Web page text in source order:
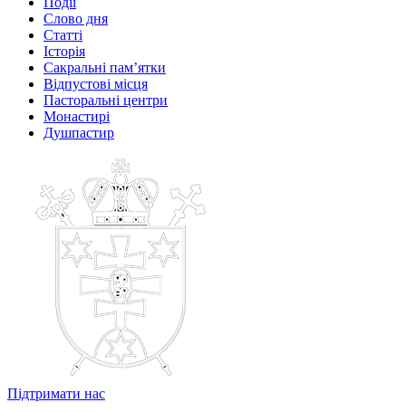
Слово дня
Статті
Історія
Сакральні пам’ятки
Відпустові місця
Пасторальні центри
Монастирі
Душпастир
Підтримати нас